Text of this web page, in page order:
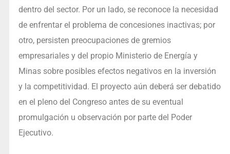
dentro del sector. Por un lado, se reconoce la necesidad
de enfrentar el problema de concesiones inactivas; por
otro, persisten preocupaciones de gremios
empresariales y del propio Ministerio de Energía y
Minas sobre posibles efectos negativos en la inversión
y la competitividad. El proyecto aún deberá ser debatido
en el pleno del Congreso antes de su eventual
promulgación u observación por parte del Poder
Ejecutivo.